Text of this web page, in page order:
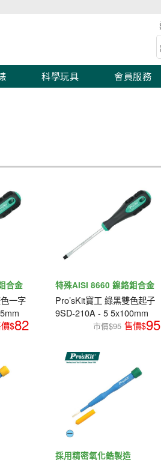
表滿2,000 現折100！滿額優惠開跑！
科學玩具 會員服務
合金
一字
82
特殊AISI 8660 鎳鉻鉬合金
精製
Pro’sKit寶工 綠黑雙色起子
9SD-210A - 5 5x100mm
市價$95 95
採用精密氧化鋯製造